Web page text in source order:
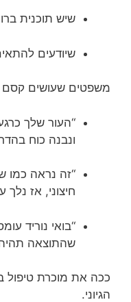
שיש תוכנית
שיודעים
משפטים שעושים קסם
“העור שלך
ונבנה כוח
“זה נראה כמו
חיצוני, אז נלך
“בואי נוריד
שהתוצאה תהיה
ככה את מוכרת טיפול
הגיוני.